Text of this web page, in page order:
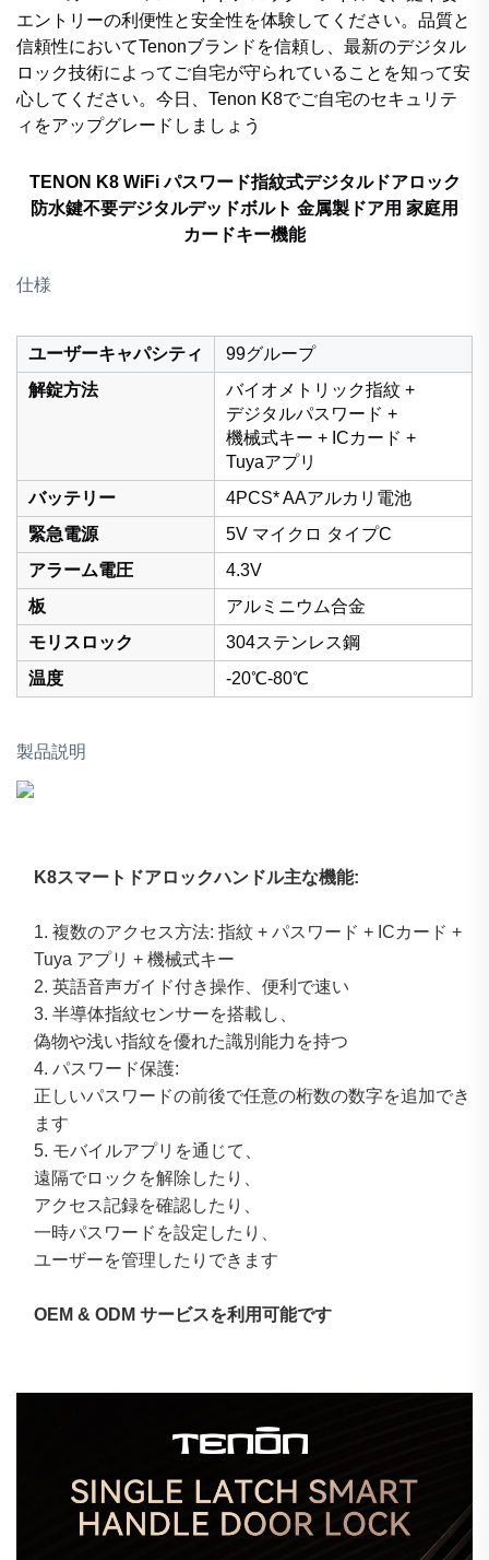
エントリーの利便性と安全性を体験してください。品質と
信頼性においてTenonブランドを信頼し、最新のデジタル
ロック技術によってご自宅が守られていることを知って安
心してください。今日、Tenon K8でご自宅のセキュリテ
ィをアップグレードしましょう
TENON K8 WiFi パスワード指紋式デジタルドアロック
防水鍵不要デジタルデッドボルト 金属製ドア用 家庭用
カードキー機能
仕様
ユーザーキャパシティ
99グループ
解錠方法
バイオメトリック指紋 +
デジタルパスワード +
機械式キー + ICカード +
Tuyaアプリ
バッテリー
4PCS* AAアルカリ電池
緊急電源
5V マイクロ タイプC
アラーム電圧
4.3V
板
アルミニウム合金
モリスロック
304ステンレス鋼
温度
-20℃-80℃
製品説明
K8スマートドアロックハンドル主な機能:
1. 複数のアクセス方法: 指紋 + パスワード + ICカード +
Tuya アプリ + 機械式キー
2. 英語音声ガイド付き操作、便利で速い
3. 半導体指紋センサーを搭載し、
偽物や浅い指紋を優れた識別能力を持つ
4. パスワード保護:
正しいパスワードの前後で任意の桁数の数字を追加でき
ます
5. モバイルアプリを通じて、
遠隔でロックを解除したり、
アクセス記録を確認したり、
一時パスワードを設定したり、
ユーザーを管理したりできます
OEM & ODM サービスを利用可能です